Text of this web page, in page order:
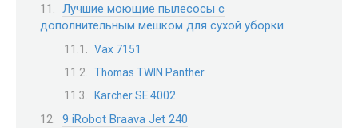
Лучшие моющие пылесосы с
дополнительным мешком для сухой уборки
Vax 7151
Thomas TWIN Panther
Karcher SE 4002
9 iRobot Braava Jet 240